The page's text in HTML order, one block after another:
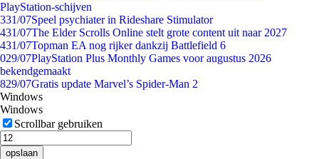
PlayStation-schijven
331/07Speel psychiater in Rideshare Stimulator
431/07The Elder Scrolls Online stelt grote content uit naar 2027
431/07Topman EA nog rijker dankzij Battlefield 6
029/07PlayStation Plus Monthly Games voor augustus 2026
bekendgemaakt
829/07Gratis update Marvel’s Spider-Man 2
Windows
Windows
Scrollbar gebruiken
opslaan